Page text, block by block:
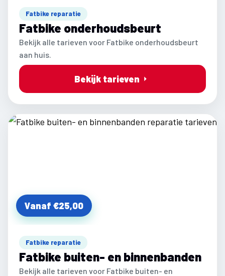
Fatbike reparatie
Fatbike onderhoudsbeurt
Bekijk alle tarieven voor Fatbike onderhoudsbeurt
aan huis.
Bekijk tarieven
Vanaf €25,00
Fatbike reparatie
Fatbike buiten- en binnenbanden
Bekijk alle tarieven voor Fatbike buiten- en